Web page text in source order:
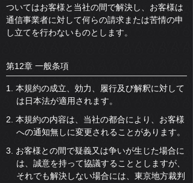
ついてはお客様と当社の間で解決し、お客様は
通信事業者に対して何らの請求または苦情の申
し立てを行わないものとします。
第12章 一般条項
1. 本規約の成立、効力、履行及び解釈に対して
は日本法が適用されます。
2. 本規約の内容は、当社の都合により、お客様
への通知無しに変更されることがあります。
3. お客様との間で疑義又は争いが生じた場合に
は、誠意を持って協議することとしますが、
それでも解決しない場合には、東京地方裁判